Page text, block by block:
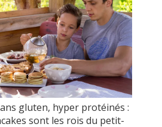
gluten, hyper protéinés :
sont les rois du petit-